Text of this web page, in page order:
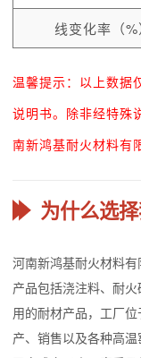
线变化率（%
温馨提示：以上数据
说明书。除非经特殊
南新鸿基耐火材料有
为什么选择
河南新鸿基耐火材料
产品包括浇注料、耐
用的耐材产品，工厂
产、销售以及各种高